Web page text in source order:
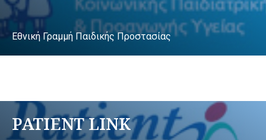
Εθνική Γραμμή Παιδικής Προστασίας
PATIENT LINK